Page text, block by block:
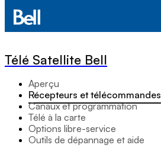
Télé Satellite Bell
Aperçu
Récepteurs et télécommandes
Canaux et programmation
Télé à la carte
Options libre-service
Outils de dépannage et aide